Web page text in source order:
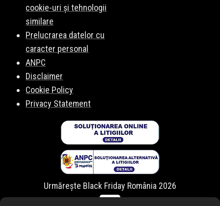
cookie-uri și tehnologii
similare
Prelucrarea datelor cu
caracter personal
ANPC
Disclaimer
Cookie Policy
Privacy Statement
Urmărește Black Friday România 2026